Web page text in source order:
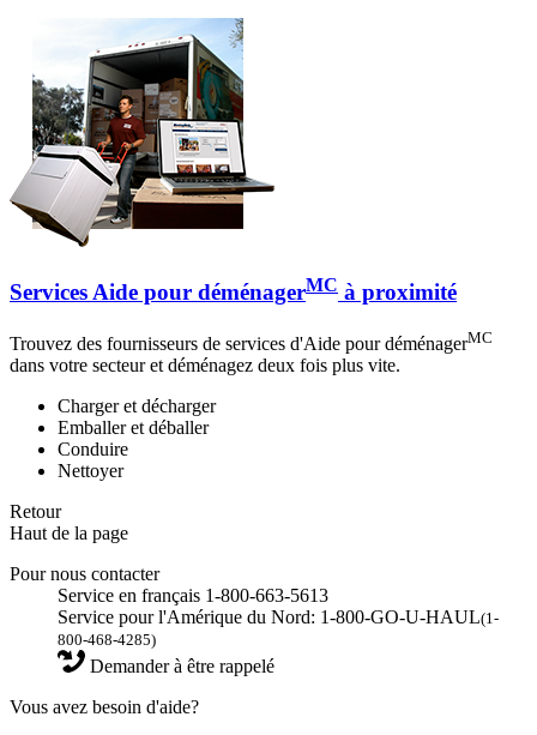
Services Aide pour déménagerMC à proximité
Trouvez des fournisseurs de services d'Aide pour déménagerMC
dans votre secteur et déménagez deux fois plus vite.
Charger et décharger
Emballer et déballer
Conduire
Nettoyer
Retour
Haut de la page
Pour nous contacter
Service en français 1-800-663-5613
Service pour l'Amérique du Nord: 1-800-GO-U-HAUL(1-
800-468-4285)
Demander à être rappelé
Vous avez besoin d'aide?